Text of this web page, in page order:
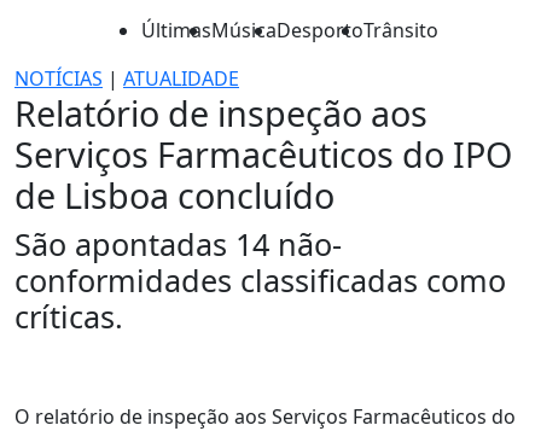
ÚltimasMúsicaDesportoTrânsito
NOTÍCIAS | ATUALIDADE
Relatório de inspeção aos
Serviços Farmacêuticos do IPO
de Lisboa concluído
São apontadas 14 não-
conformidades classificadas como
críticas.
O relatório de inspeção aos Serviços Farmacêuticos do